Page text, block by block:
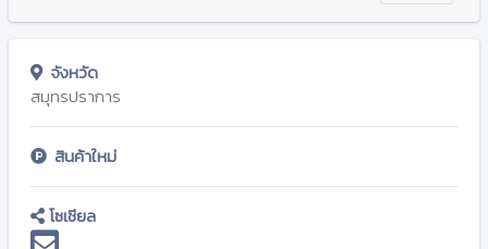
จังหวัด
สมุทรปราการ
สินค้าใหม่
โซเชียล